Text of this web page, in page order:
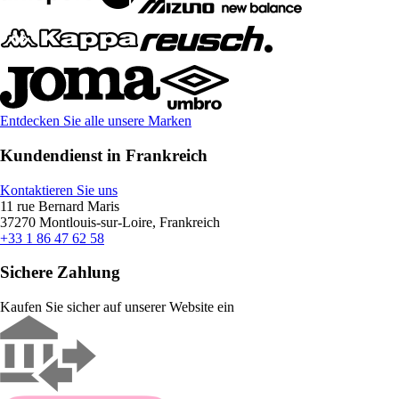
Entdecken Sie alle unsere Marken
Kundendienst in Frankreich
Kontaktieren Sie uns
11 rue Bernard Maris
37270 Montlouis-sur-Loire, Frankreich
+33 1 86 47 62 58
Sichere Zahlung
Kaufen Sie sicher auf unserer Website ein